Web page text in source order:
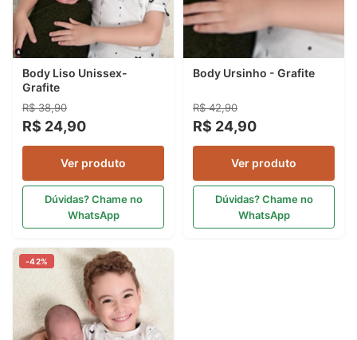
Body Liso Unissex-
Grafite
R$ 38,90
R$ 24,90
Ver produto
Dúvidas? Chame no
WhatsApp
Body Ursinho - Grafite
R$ 42,90
R$ 24,90
Ver produto
Dúvidas? Chame no
WhatsApp
-42%